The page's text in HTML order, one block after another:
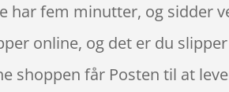
har fem minutter, og sidder
online, og det er du
shoppen får Posten til at